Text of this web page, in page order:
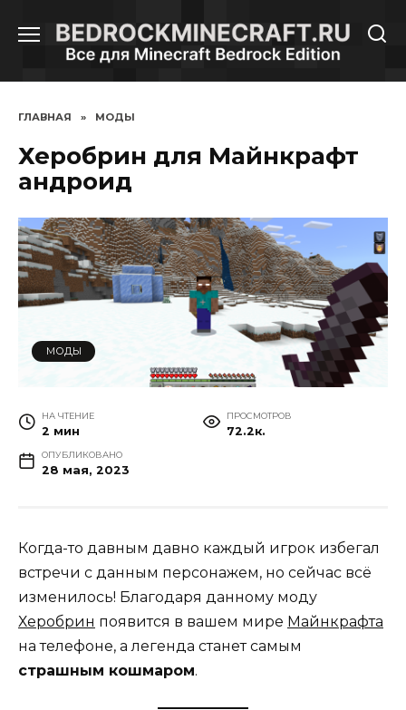
содержанию
ГЛАВНАЯ » МОДЫ
Херобрин для Майнкрафт
андроид
МОДЫ
НА ЧТЕНИЕ
2 мин
ПРОСМОТРОВ
72.2к.
ОПУБЛИКОВАНО
28 мая, 2023
Когда-то давным давно каждый игрок избегал
встречи с данным персонажем, но сейчас всё
изменилось! Благодаря данному моду
Херобрин появится в вашем мире Майнкрафта
на телефоне, а легенда станет самым
страшным кошмаром.